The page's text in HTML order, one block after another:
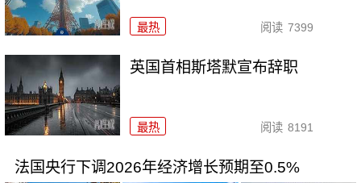
最热 阅读 7399
英国首相斯塔默宣布辞职
最热 阅读 8191
法国央行下调2026年经济增长预期至0.5%